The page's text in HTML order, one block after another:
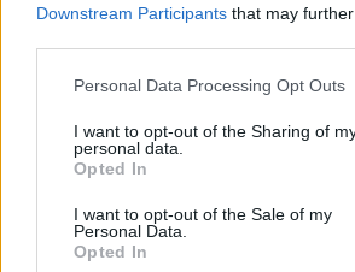
Downstream Participants that may
Personal Data Processing Opt Outs
I want to opt-out of the Sharing of
personal data.
Opted In
I want to opt-out of the Sale of my
Personal Data.
Opted In
E
S
A
R
E
E R
A
R E
E A